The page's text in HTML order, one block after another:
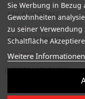
MY ACCOUNT
BEWERTUNGEN
INFORMATIONEN
Sie Werbung in
Gewohnheiten
zu seiner
Schaltfläche
Weitere Informationen